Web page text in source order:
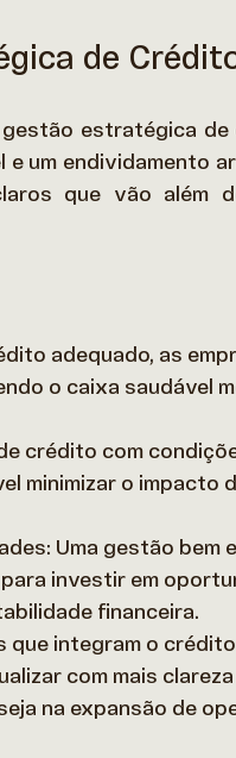
de
estratégica
um endividamento
que vão além
adequado, as
o caixa saudável
crédito com
minimizar o impacto
Uma gestão
investir em
financeira.
que integram o
com mais
na expansão de